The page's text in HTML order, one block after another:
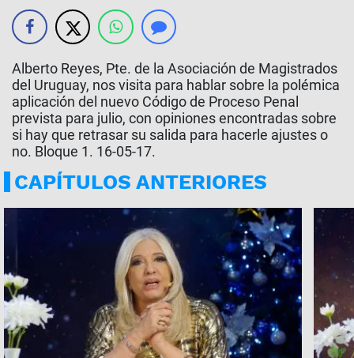
Alberto Reyes, Pte. de la Asociación de Magistrados
del Uruguay, nos visita para hablar sobre la polémica
aplicación del nuevo Código de Proceso Penal
prevista para julio, con opiniones encontradas sobre
si hay que retrasar su salida para hacerle ajustes o
no. Bloque 1. 16-05-17.
CAPÍTULOS ANTERIORES